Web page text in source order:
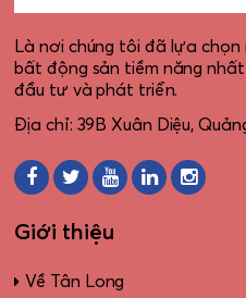
Là nơi chúng tôi đã lựa
bất động sản tiềm năng
đầu tư và phát triển.
Địa chỉ: 39B Xuân Diệu,
Giới thiệu
Về Tân Long